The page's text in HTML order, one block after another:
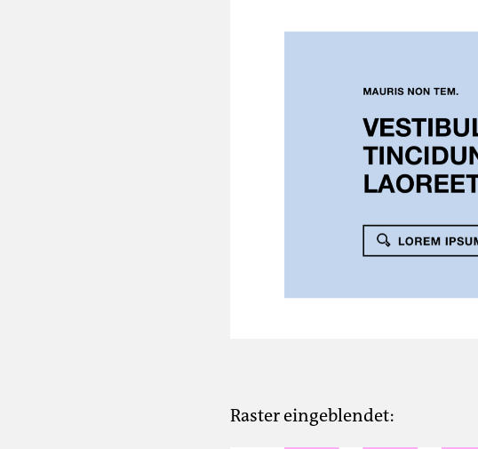
Raster eingeblendet: